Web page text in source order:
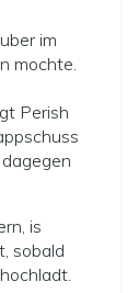
im
mochte.
Perish
is
sobald